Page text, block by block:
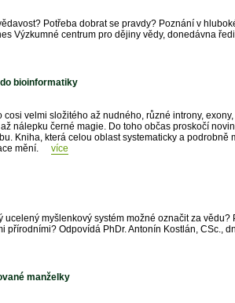
Potřeba dobrat se pravdy? Poznání v
Výzkumné centrum pro dějiny vědy, donedávna
bioinformatiky
velmi složitého až nudného, různé introny,
nálepku černé magie. Do toho občas proskočí
Kniha, která celou oblast systematicky a podrobně
mění.
více
myšlenkový systém možné označit za vědu?
přírodními? Odpovídá PhDr. Antonín Kostlán, CSc.,
manželky